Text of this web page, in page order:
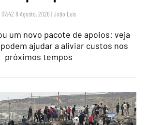
07:42 8 Agosto, 2026 |João Luís
um novo pacote de apoios: veja
ajudar a aliviar custos nos
próximos tempos